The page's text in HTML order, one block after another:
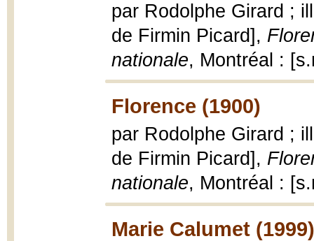
par Rodolphe Girard ;
de Firmin Picard],
nationale, Montréal :
Florence (1900)
par Rodolphe Girard ;
de Firmin Picard],
nationale, Montréal :
Marie Calumet (1999)